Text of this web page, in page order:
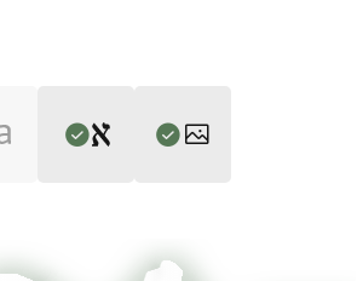
S. D. Goitein's unpublished edition (1950–85).